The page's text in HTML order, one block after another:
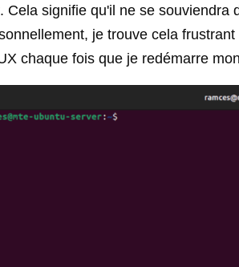
Cela signifie qu'il ne se souviendra
je trouve cela
chaque fois que je redémarre